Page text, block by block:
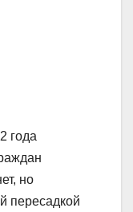
года
но
пересадкой